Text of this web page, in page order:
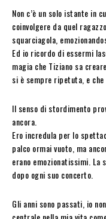
Non c’è un solo istante in
coinvolgere da quel
squarciagola,
Ed io ricordo di essermi
magia che Tiziano sa
si è sempre ripetuta, e
Il senso di stordimento
ancora.
Ero incredula per lo
palco ormai vuoto, ma
erano emozionatissimi. La
dopo ogni suo concerto.
Gli anni sono passati, io